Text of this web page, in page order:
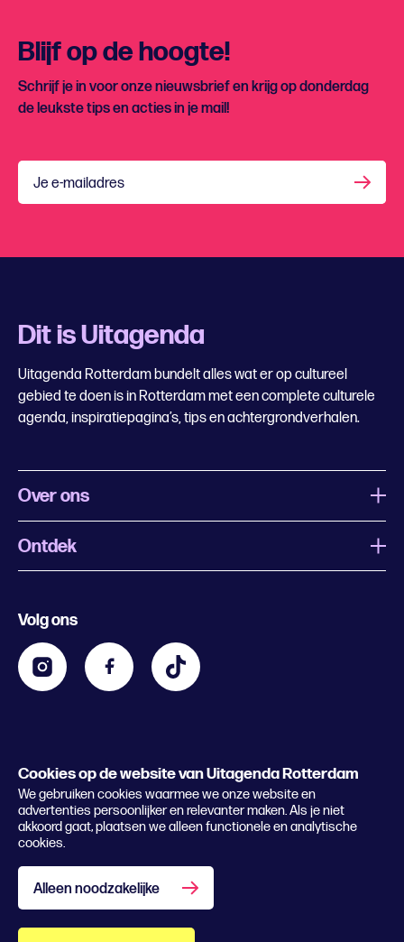
Cookies op de website van Uitagenda Rotterdam
We gebruiken cookies waarmee we onze website en
advertenties persoonlijker en relevanter maken. Als je niet
akkoord gaat, plaatsen we alleen functionele en analytische
cookies.
Alleen noodzakelijke
Blijf op de hoogte!
Schrijf je in voor onze nieuwsbrief en krijg op donderdag
de leukste tips en acties in je mail!
Je e-mailadres
Dit is Uitagenda
Uitagenda Rotterdam bundelt alles wat er op cultureel
gebied te doen is in Rotterdam met een complete culturele
agenda, inspiratiepagina’s, tips en achtergrondverhalen.
Over ons
Wat is Uitagenda Rotterdam
Contact
Zakelijk
Lees het magazine
Ontdek
Kids
Volg ons
© 2026 Rotterdam Festivals